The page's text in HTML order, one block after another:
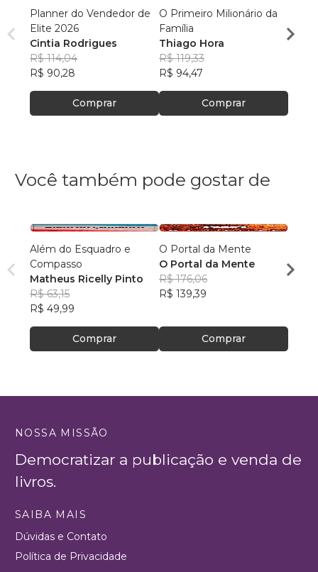
Planner do Vendedor de
Elite 2026
Cintia Rodrigues
R$ 114,04
R$ 90,28
Comprar
O Primeiro Milionário da
Família
Thiago Hora
R$ 119,33
R$ 94,47
Comprar
R$
Você também pode gostar de
Além do Esquadro e
Compasso
Matheus Ricelly Pinto
R$ 63,15
R$ 49,99
Comprar
O Portal da Mente
O Portal da Mente
R$ 176,06
R$ 139,39
Comprar
NOSSA MISSÃO
Democratizar a publicação e venda de
livros.
SAIBA MAIS
Dúvidas e Contato
Política de Privacidade